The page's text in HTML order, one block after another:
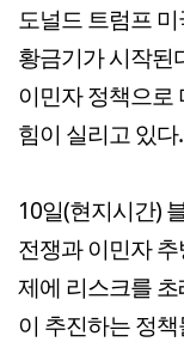
도널드 트럼프
황금기가 시작된
이민자 정책으로
힘이 실리고 있다.
10일(현지시간)
전쟁과 이민자
제에 리스크를
이 추진하는 정